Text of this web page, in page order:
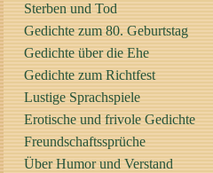
Sterben und Tod
Gedichte zum 80. Geburtstag
Gedichte über die Ehe
Gedichte zum Richtfest
Lustige Sprachspiele
Erotische und frivole Gedichte
Freundschaftssprüche
Über Humor und Verstand